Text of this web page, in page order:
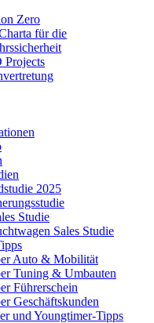
Zero
für die
Projects
2025
Studie
Sales Studie
Auto & Mobilität
Tuning & Umbauten
Führerschein
Geschäftskunden
und Youngtimer-Tipps